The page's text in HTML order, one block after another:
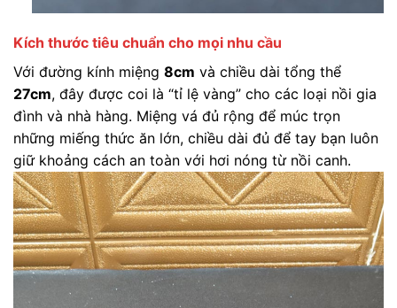
Kích thước tiêu chuẩn cho mọi nhu cầu
Với đường kính miệng 8cm và chiều dài tổng thể
27cm, đây được coi là “tỉ lệ vàng” cho các loại nồi gia
đình và nhà hàng. Miệng vá đủ rộng để múc trọn
những miếng thức ăn lớn, chiều dài đủ để tay bạn luôn
giữ khoảng cách an toàn với hơi nóng từ nồi canh.